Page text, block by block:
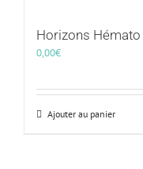
Horizons Hémato
0,00€
Ajouter au panier